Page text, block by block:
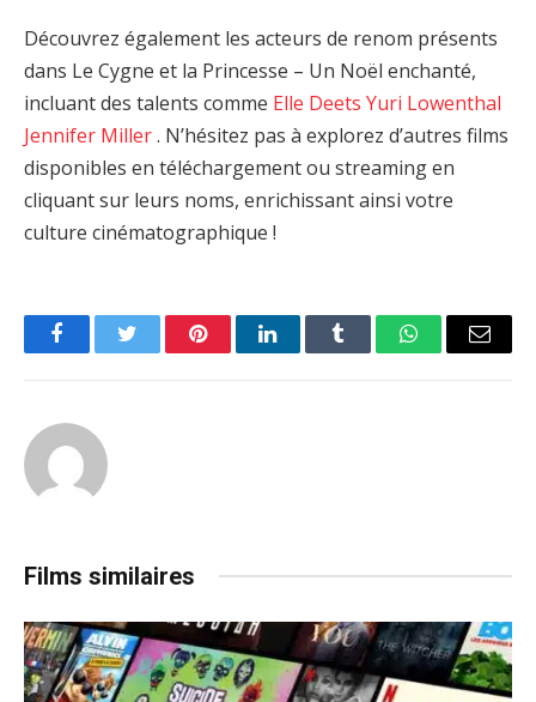
Découvrez également les acteurs de renom présents
dans Le Cygne et la Princesse – Un Noël enchanté,
incluant des talents comme Elle Deets Yuri Lowenthal
Jennifer Miller. N’hésitez pas à explorez d’autres films
disponibles en téléchargement ou streaming en
cliquant sur leurs noms, enrichissant ainsi votre
culture cinématographique !
FacebookTwitter PinterestLinkedInTumblr WhatsAppEmail
Films similaires